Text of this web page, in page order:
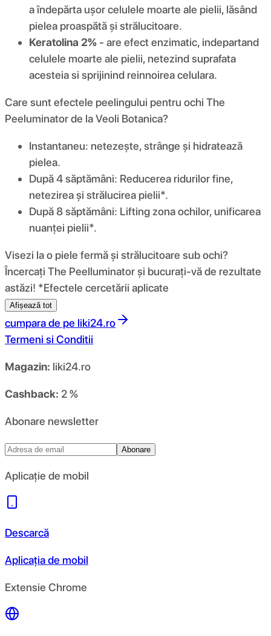
a îndepărta ușor celulele moarte ale pielii, lăsând
pielea proaspătă și strălucitoare.
Keratolina 2% - are efect enzimatic, indepartand
celulele moarte ale pielii, netezind suprafata
acesteia si sprijinind reinnoirea celulara.
Care sunt efectele peelingului pentru ochi The
Peeluminator de la Veoli Botanica?
Instantaneu: netezește, strânge și hidratează
pielea.
După 4 săptămâni: Reducerea ridurilor fine,
netezirea și strălucirea pielii*.
După 8 săptămâni: Lifting zona ochilor, unificarea
nuanței pielii*.
Visezi la o piele fermă și strălucitoare sub ochi?
Încercați The Peelluminator și bucurați-vă de rezultate
astăzi! *Efectele cercetării aplicate
Afișează tot
cumpara de pe liki24.ro
Termeni si Conditii
Magazin: liki24.ro
Cashback: 2 %
Abonare newsletter
Abonare
Aplicație de mobil
Descarcă
Aplicația de mobil
Extensie Chrome